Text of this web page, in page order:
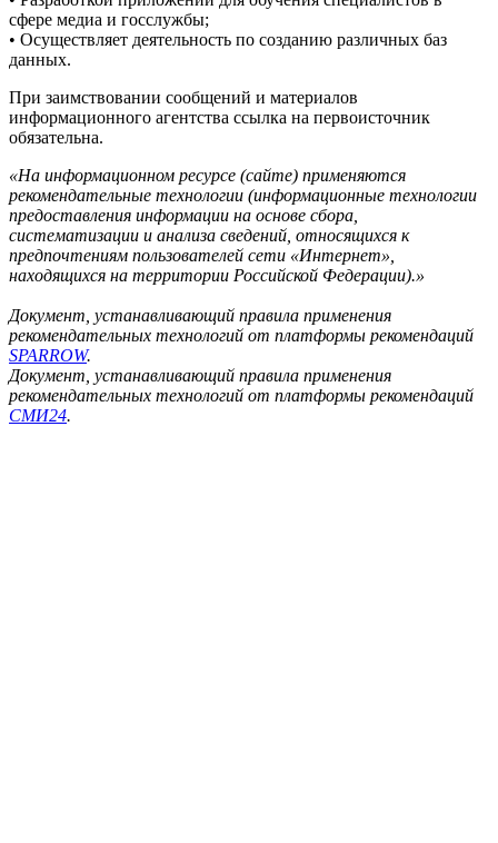
сфере медиа и госслужбы;
• Осуществляет деятельность по созданию различных баз
данных.
При заимствовании сообщений и материалов
информационного агентства ссылка на первоисточник
обязательна.
«На информационном ресурсе (сайте) применяются
рекомендательные технологии (информационные технологии
предоставления информации на основе сбора,
систематизации и анализа сведений, относящихся к
предпочтениям пользователей сети «Интернет»,
находящихся на территории Российской Федерации).»
Документ, устанавливающий правила применения
рекомендательных технологий от платформы рекомендаций
SPARROW.
Документ, устанавливающий правила применения
рекомендательных технологий от платформы рекомендаций
СМИ24.